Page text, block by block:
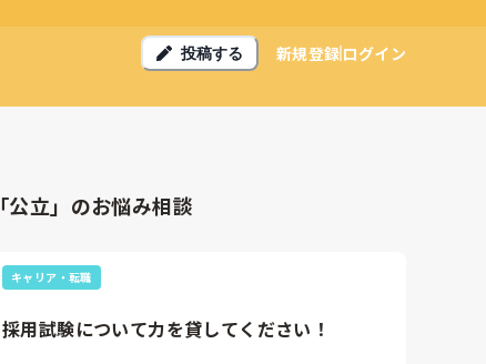
投稿する 新規登録ログイン
「公立」のお悩み相談
キャリア・転職
採用試験について力を貸してください！